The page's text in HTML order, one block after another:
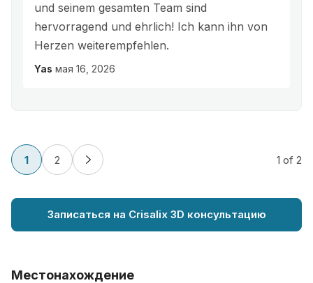
und seinem gesamten Team sind
hervorragend und ehrlich! Ich kann ihn von
Herzen weiterempfehlen.
Yas мая 16, 2026
1 2 1 of 2
Записаться на Crisalix 3D консультацию
Местонахождение